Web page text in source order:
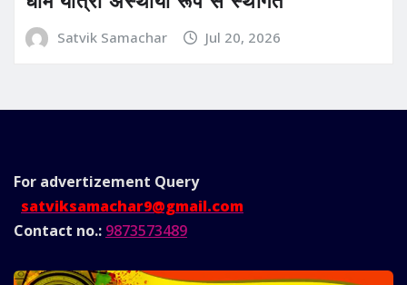
Satvik Samachar Jul 20, 2026
For advertizement Query
satviksamachar9@gmail.com
Contact no.: 9873573489